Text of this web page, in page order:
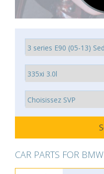
CAR PARTS FOR BMW